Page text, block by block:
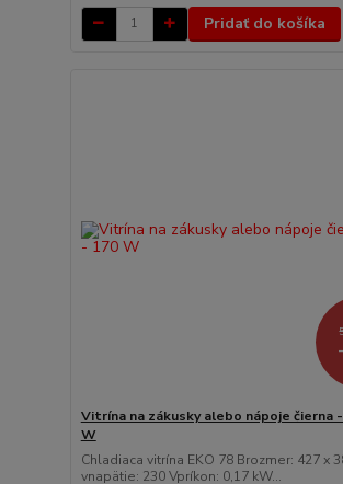
Pridať do košíka
Vitrína na zákusky alebo nápoje čierna
W
Chladiaca vitrína EKO 78 Brozmer: 427 x
vnapätie: 230 Vpríkon: 0,17 kW...